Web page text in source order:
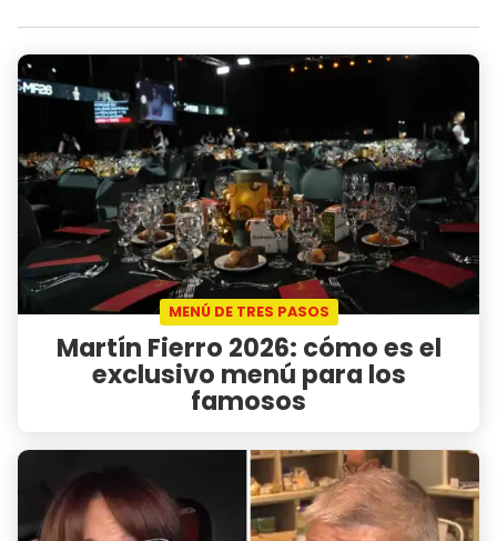
MENÚ DE TRES PASOS
Martín Fierro 2026: cómo es el
exclusivo menú para los
famosos